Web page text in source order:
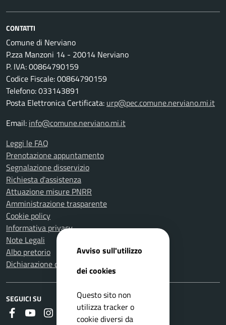
CONTATTI
Comune di Nerviano
P.zza Manzoni 14 - 20014 Nerviano
P. IVA: 00864790159
Codice Fiscale: 00864790159
Telefono: 033143891
Posta Elettronica Certificata: urp@pec.comune.nerviano.mi.it
Email: info@comune.nerviano.mi.it
Leggi le FAQ
Prenotazione appuntamento
Segnalazione disservizio
Richiesta d'assistenza
Attuazione misure PNRR
Amministrazione trasparente
Cookie policy
Informativa privacy
Note Legali
Albo pretorio
Dichiarazione di accessibilità
SEGUICI SU
Faceboook
YoutubeInstagramWhatsapp
RSS
Avviso sull'utilizzo
dei cookies
Questo sito non
utilizza tracker o
cookie diversi da